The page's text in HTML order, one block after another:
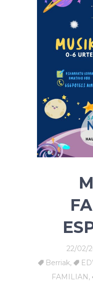
22/02/
Berriak,
FAMILIAN,